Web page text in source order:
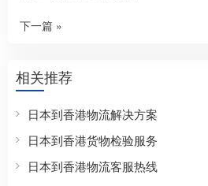
下一篇 »
相关推荐
日本到香港物流解决方案
日本到香港货物检验服务
日本到香港物流客服热线